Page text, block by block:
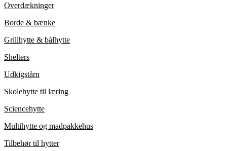
Overdækninger
Borde & bænke
Grillhytte & bålhytte
Shelters
Udkigstårn
Skolehytte til læring
Sciencehytte
Multihytte og madpakkehus
Tilbehør til hytter